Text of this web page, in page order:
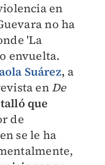
en
no ha
'La
envuelta.
Suárez, a
en De
que
de
se le ha